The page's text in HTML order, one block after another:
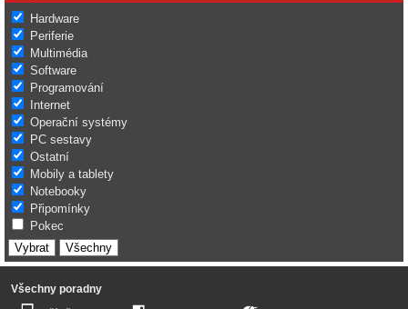
Hardware
Periferie
Multimédia
Software
Programování
Internet
Operační systémy
PC sestavy
Ostatní
Mobily a tablety
Notebooky
Připomínky
Pokec
Všechny poradny